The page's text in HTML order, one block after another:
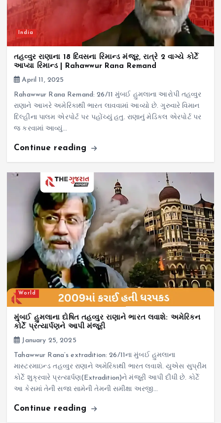
India
તહવ્વુર રાણાના 18 દિવસના રિમાન્ડ મંજૂર, રાત્રે 2 વાગ્યે કોર્ટે
આપ્યા રિમાન્ડ | Rahawwur Rana Remand
April 11, 2025
Rahawwur Rana Remand: 26/11 મુંબઈ હુમલાના આરોપી તહવ્વુર
રાણાને આખરે અમેરિકાથી ભારત લાવવામાં આવ્યો છે. ગુરુવારે વિમાન
દિલ્હીના પાલમ એરપોર્ટ પર પહોંચ્યું હતુ. રાણાનું મેડિકલ એરપોર્ટ પર
જ કરવામાં આવ્યું…
Continue reading
World
મુંબઈ હુમલાના દોષિત તહવ્વુર રાણાને ભારત લવાશે: અમેરિકન
કોર્ટે પ્રત્યાર્પણને આપી મંજૂરી
January 25, 2025
Tahawwur Rana’s extradition: 26/11ના મુંબઈ હુમલાના
માસ્ટરમાઇન્ડ તહવ્વુર રાણાને અમેરિકાથી ભારત લવાશે. યુએસ સુપ્રીમ
કોર્ટે શુક્રવારે પ્રત્યાર્પણ(Extradition)ને મંજૂરી આપી દીધી છે. કોર્ટે
આ કેસમાં તેની સજા સામેની તેમની સમીક્ષા અરજી…
Continue reading